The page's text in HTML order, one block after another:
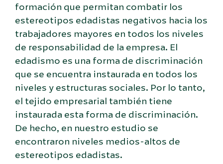
formación que permitan combatir los
estereotipos edadistas negativos hacia los
trabajadores mayores en todos los niveles
de responsabilidad de la empresa. El
edadismo es una forma de discriminación
que se encuentra instaurada en todos los
niveles y estructuras sociales. Por lo tanto,
el tejido empresarial también tiene
instaurada esta forma de discriminación.
De hecho, en nuestro estudio se
encontraron niveles medios-altos de
estereotipos edadistas.